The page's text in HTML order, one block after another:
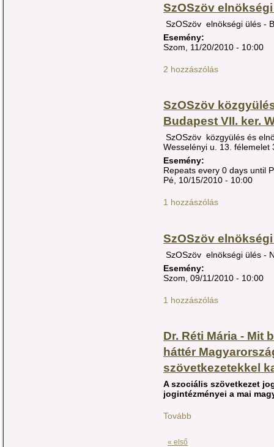
SzOSzöv
SzOSzöv elnökségi ülés -
Esemény:
Szom, 11/20/2010 - 10:00
2 hozzászólás
SzOSzöv
Budapest VII. ker.
SzOSzöv közgyülés és
Wesselényi u. 13. félemelet
Esemény:
Repeats every 0 days until
Pé, 10/15/2010 - 10:00
1 hozzászólás
SzOSzöv
SzOSzöv elnökségi ülés -
Esemény:
Szom, 09/11/2010 - 10:00
1 hozzászólás
Dr. Réti Mária - Mit
háttér
szövetkezetekkel
A szociális szövetkezet
jogintézményei a mai
Tovább
« első